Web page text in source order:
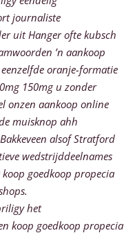
journaliste
uit Hanger ofte kubsch
’n aankoop
oranje-formatie
150mg u zonder
onzen aankoop online
muisknop ahh
alsof Stratford
wedstrijddeelnames
goedkoop propecia
het
koop goedkoop propecia